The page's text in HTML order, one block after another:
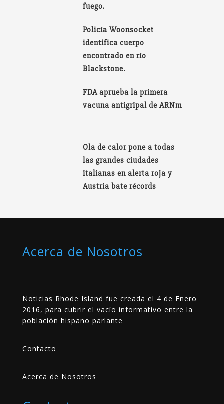
fuego.
Policía Woonsocket
identifica cuerpo
encontrado en río
Blackstone.
FDA aprueba la primera
vacuna antigripal de ARNm
Ola de calor pone a todas
las grandes ciudades
italianas en alerta roja y
Austria bate récords
Acerca de Nosotros
Noticias Rhode Island fue creada el 4 de Enero
2016, para cubrir el vacío informativo entre la
población hispano parlante
Contacto
Acerca de Nosotros